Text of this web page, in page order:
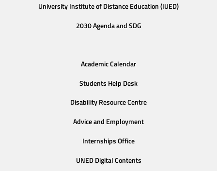
University Institute of Distance Education (IUED)
2030 Agenda and SDG
Academic Calendar
Students Help Desk
Disability Resource Centre
Advice and Employment
Internships Office
UNED Digital Contents